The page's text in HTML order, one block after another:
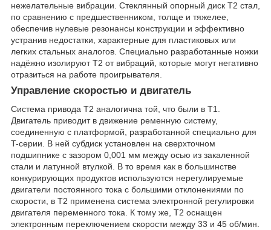
нежелательные вибрации. Стеклянный опорный диск T2 стал,
по сравнению с предшественником, толще и тяжелее,
обеспечив нулевые резонансы конструкции и эффективно
устранив недостатки, характерные для пластиковых или
легких стальных аналогов. Специально разработанные ножки
надёжно изолируют T2 от вибраций, которые могут негативно
отразиться на работе проигрывателя.
Управление скоростью и двигатель
Система привода T2 аналогична той, что были в T1.
Двигатель приводит в движение ременную систему,
соединенную с платформой, разработанной специально для
T-серии. В ней субдиск установлен на сверхточном
подшипнике с зазором 0,001 мм между осью из закаленной
стали и латунной втулкой. В то время как в большинстве
конкурирующих продуктов используются нерегулируемые
двигатели постоянного тока с большими отклонениями по
скорости, в T2 применена система электронной регулировки
двигателя переменного тока. К тому же, T2 оснащен
электронным переключением скорости между 33 и 45 об/мин.